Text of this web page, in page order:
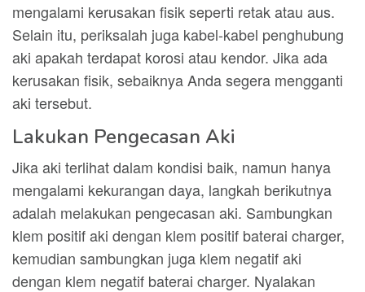
mengalami kerusakan fisik seperti retak atau aus.
Selain itu, periksalah juga kabel-kabel penghubung
aki apakah terdapat korosi atau kendor. Jika ada
kerusakan fisik, sebaiknya Anda segera mengganti
aki tersebut.
Lakukan Pengecasan Aki
Jika aki terlihat dalam kondisi baik, namun hanya
mengalami kekurangan daya, langkah berikutnya
adalah melakukan pengecasan aki. Sambungkan
klem positif aki dengan klem positif baterai charger,
kemudian sambungkan juga klem negatif aki
dengan klem negatif baterai charger. Nyalakan